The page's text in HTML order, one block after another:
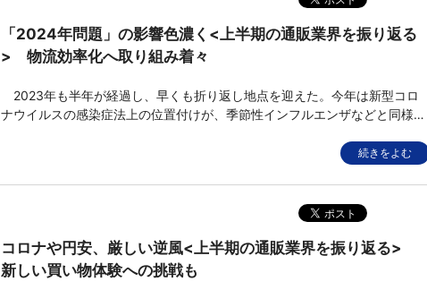
「2024年問題」の影響色濃く<上半期の通販業界を振り返る
> 物流効率化へ取り組み着々
2023年も半年が経過し、早くも折り返し地点を迎えた。今年は新型コロ
ナウイルスの感染症法上の位置付けが、季節性インフルエンザなどと同様の
値上げなど「2024年問題」を見据えた動きが急速に広まっている。昨年度
続きをよむ
コロナや円安、厳しい逆風<上半期の通販業界を振り返る>
新しい買い物体験への挑戦も